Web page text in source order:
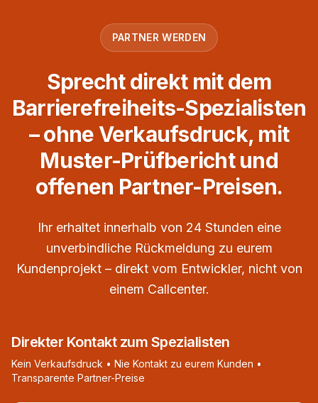
PARTNER WERDEN
Sprecht direkt mit dem
Barrierefreiheits-Spezialisten
– ohne Verkaufsdruck, mit
Muster-Prüfbericht und
offenen Partner-Preisen.
Ihr erhaltet innerhalb von 24 Stunden eine
unverbindliche Rückmeldung zu eurem
Kundenprojekt – direkt vom Entwickler, nicht von
einem Callcenter.
Direkter Kontakt zum Spezialisten
Kein Verkaufsdruck • Nie Kontakt zu eurem Kunden •
Transparente Partner-Preise